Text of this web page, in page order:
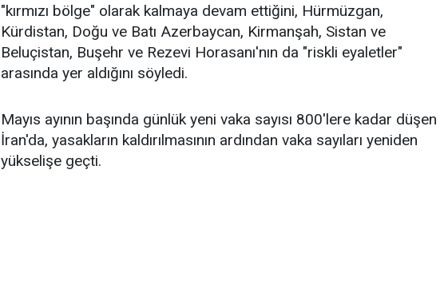
"kırmızı bölge" olarak kalmaya devam ettiğini, Hürmüzgan,
Kürdistan, Doğu ve Batı Azerbaycan, Kirmanşah, Sistan ve
Beluçistan, Buşehr ve Rezevi Horasanı'nın da "riskli eyaletler"
arasında yer aldığını söyledi.
Mayıs ayının başında günlük yeni vaka sayısı 800'lere kadar düşen
İran'da, yasakların kaldırılmasının ardından vaka sayıları yeniden
yükselişe geçti.